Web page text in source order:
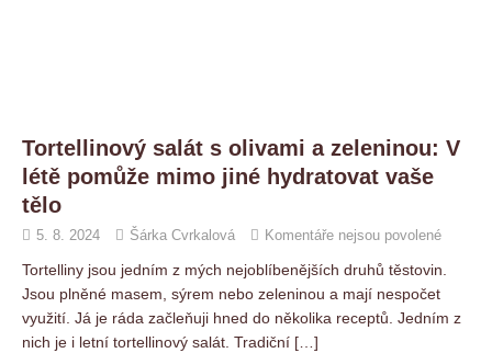
Tortellinový salát s olivami a zeleninou: V
létě pomůže mimo jiné hydratovat vaše
tělo
5. 8. 2024 Šárka Cvrkalová Komentáře nejsou povolené
Tortelliny jsou jedním z mých nejoblíbenějších druhů těstovin.
Jsou plněné masem, sýrem nebo zeleninou a mají nespočet
využití. Já je ráda začleňuji hned do několika receptů. Jedním z
nich je i letní tortellinový salát. Tradiční […]